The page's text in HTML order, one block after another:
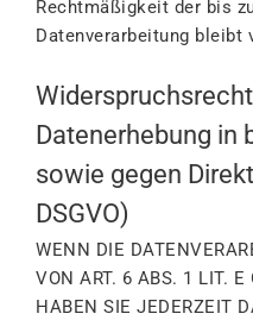
Rechtmäßigkeit der bis
Datenverarbeitung bleibt
Datenerhebung in
sowie gegen
DSGVO)
WENN DIE
VON ART. 6 ABS. 1 LIT. E
HABEN SIE JEDERZEIT